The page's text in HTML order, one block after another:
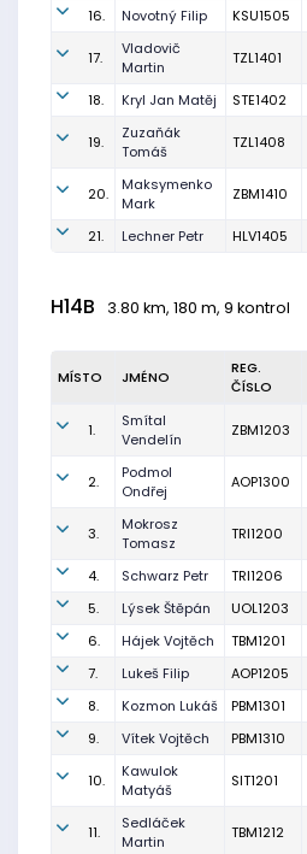
16. Novotný Filip KSU1505
17.
Vladovič
Martin
TZL1401
18. Kryl Jan Matěj STE1402
19.
Zuzaňák
Tomáš
TZL1408
20.
Maksymenko
Mark
ZBM1410
21. Lechner Petr HLV1405
H14B 3.80 km, 180 m, 9 kontrol
MÍSTO JMÉNO
REG.
ČÍSLO
1.
Smítal
Vendelín
ZBM1203
2.
Podmol
Ondřej
AOP1300
3.
Mokrosz
Tomasz
TRI1200
4. Schwarz Petr TRI1206
5.
Lýsek Štěpán UOL1203
6.
Hájek Vojtěch TBM1201
7.
Lukeš Filip AOP1205
8.
Kozmon Lukáš PBM1301
9.
Vítek Vojtěch PBM1310
10.
Kawulok
Matyáš
SIT1201
11.
Sedláček
Martin
TBM1212